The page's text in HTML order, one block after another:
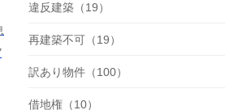
違反建築（19）
再建築不可（19）
訳あり物件（100）
借地権（10）